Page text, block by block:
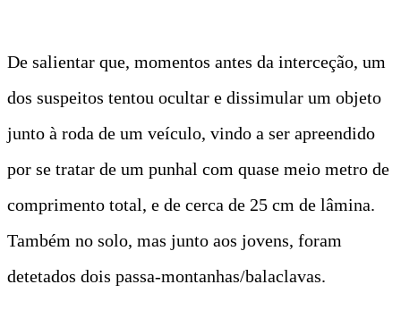
De salientar que, momentos antes da interceção, um
dos suspeitos tentou ocultar e dissimular um objeto
junto à roda de um veículo, vindo a ser apreendido
por se tratar de um punhal com quase meio metro de
comprimento total, e de cerca de 25 cm de lâmina.
Também no solo, mas junto aos jovens, foram
detetados dois passa-montanhas/balaclavas.